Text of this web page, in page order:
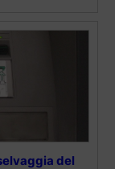
del